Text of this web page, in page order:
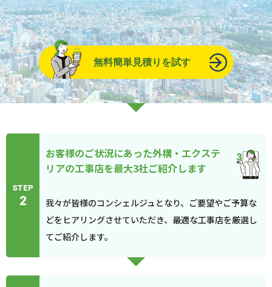
無料簡単見積りを試す
STEP
2
お客様のご状況にあった外構・エクステ
リアの工事店を最大3社ご紹介します
我々が皆様のコンシェルジュとなり、ご要望やご予算な
どをヒアリングさせていただき、最適な工事店を厳選し
てご紹介します。